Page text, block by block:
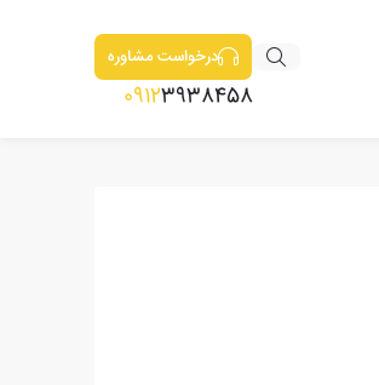
درخواست مشاوره
09123938458